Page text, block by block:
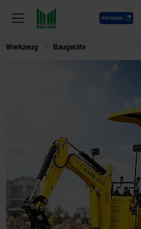
Menü
Payback
Werkzeug Baugeräte